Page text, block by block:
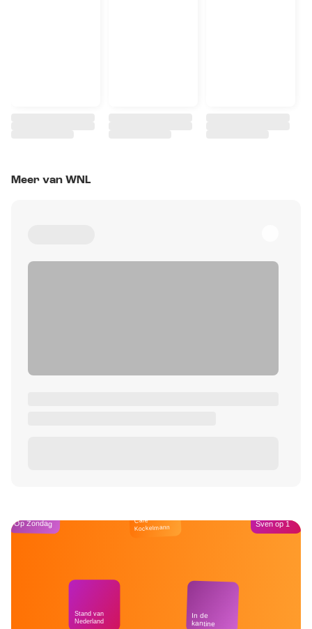
Meer van WNL
Op Zondag
Stand van
Nederland
Café
Kockelmann
In de
kantine
Sven op 1